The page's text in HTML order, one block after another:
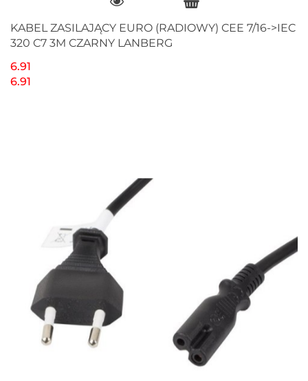
KABEL ZASILAJĄCY EURO (RADIOWY) CEE 7/16->IEC
320 C7 3M CZARNY LANBERG
6.91
6.91